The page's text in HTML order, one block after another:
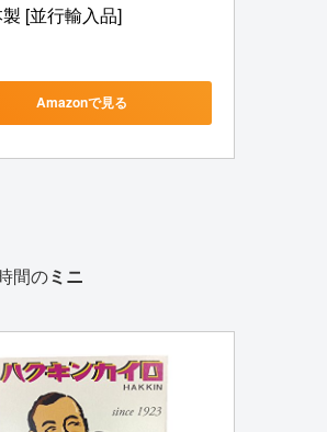
[並行輸入品]
Amazonで見る
間のミニ